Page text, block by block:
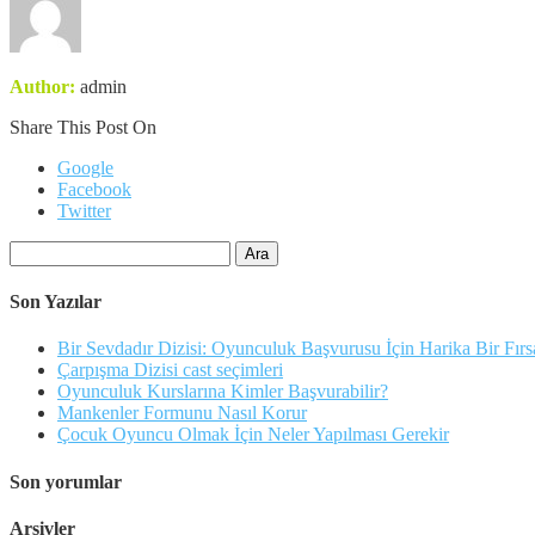
Author: admin
Share This Post On
Google
Facebook
Twitter
Son Yazılar
Bir Sevdadır Dizisi: Oyunculuk Başvurusu İçin Harika Bir
Çarpışma Dizisi cast seçimleri
Oyunculuk Kurslarına Kimler Başvurabilir?
Mankenler Formunu Nasıl Korur
Çocuk Oyuncu Olmak İçin Neler Yapılması Gerekir
Son yorumlar
Arşivler